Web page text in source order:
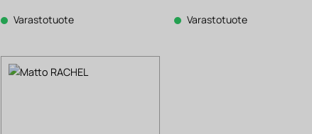
Varastotuote Varastotuote